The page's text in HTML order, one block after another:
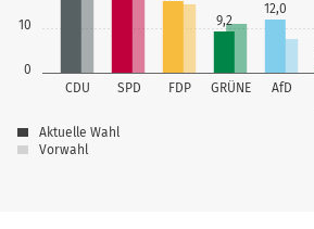
0
10
CDU SPD FDP GRÜNE AfD
9,2
12,0
Aktuelle Wahl
Vorwahl